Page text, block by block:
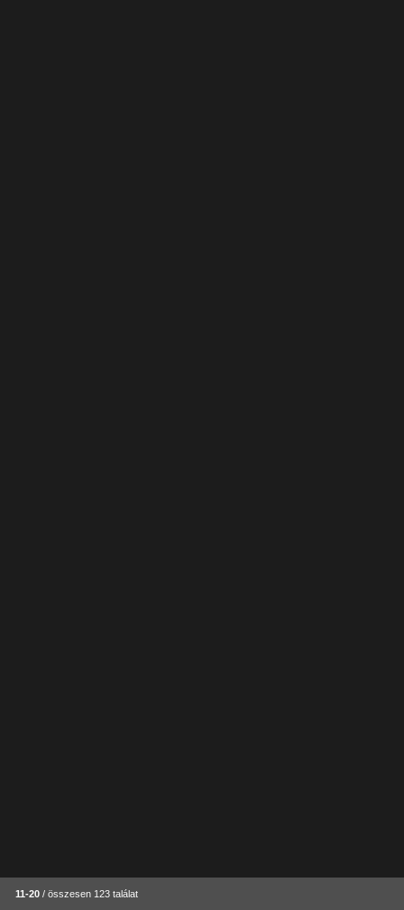
11-20 / összesen 123 találat